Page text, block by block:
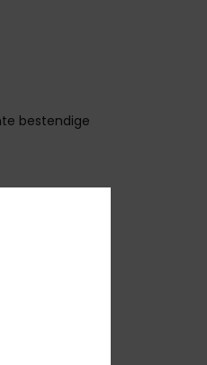
bestendige